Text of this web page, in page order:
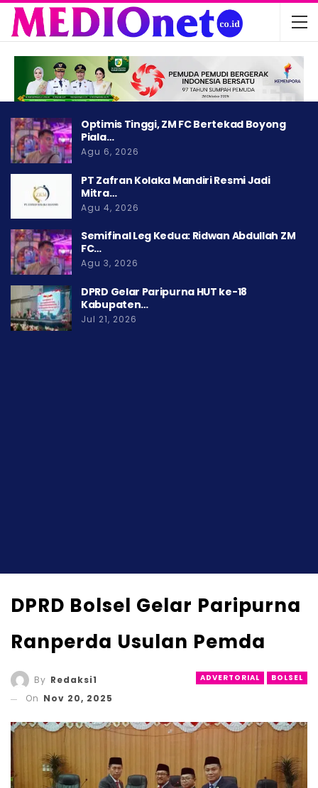
Optimis Tinggi, ZM FC Bertekad Boyong
Piala…
Agu 6, 2026
PT Zafran Kolaka Mandiri Resmi Jadi
Mitra…
Agu 4, 2026
Semifinal Leg Kedua: Ridwan Abdullah ZM
FC…
Agu 3, 2026
DPRD Gelar Paripurna HUT ke-18
Kabupaten…
Jul 21, 2026
DPRD Bolsel Gelar Paripurna
Ranperda Usulan Pemda
ADVERTORIAL BOLSEL
By Redaksi1
On Nov 20, 2025